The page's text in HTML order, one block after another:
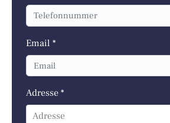
Email *
Adresse *
Adresse